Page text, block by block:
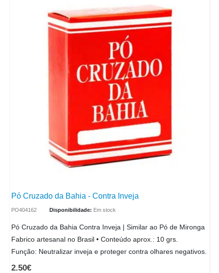
Pó Cruzado da Bahia - Contra Inveja
PO404162 Disponibilidade: Em stock
Pó Cruzado da Bahia Contra Inveja | Similar ao Pó de Mironga
Fabrico artesanal no Brasil • Conteúdo aprox.: 10 grs.
Função: Neutralizar inveja e proteger contra olhares negativos.
2.50€